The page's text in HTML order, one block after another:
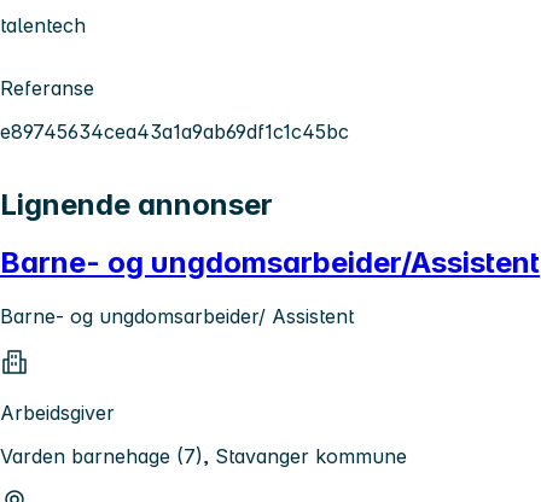
talentech
Referanse
e89745634cea43a1a9ab69df1c1c45bc
Lignende annonser
Barne- og ungdomsarbeider/Assistent
Barne- og ungdomsarbeider/ Assistent
Arbeidsgiver
Varden barnehage (7), Stavanger kommune